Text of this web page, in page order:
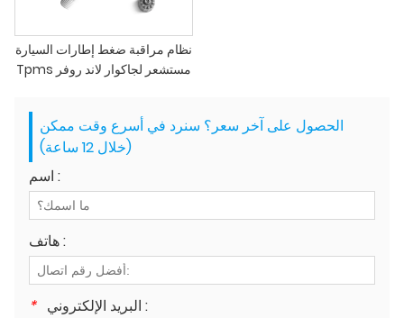
نظام مراقبة ضغط إطارات السيارة
Tpms مستشعر لجاكوار لاند روفر
الحصول على آخر سعر؟ سنرد في أسرع وقت ممكن
(خلال 12 ساعة)
اسم :
هاتف :
* البريد الإلكتروني :